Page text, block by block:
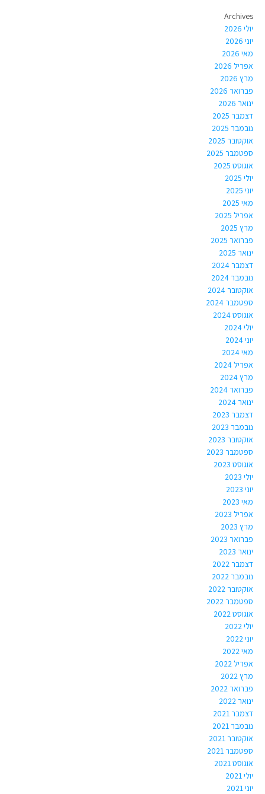
Archives
יולי 2026
יוני 2026
מאי 2026
אפריל 2026
מרץ 2026
פברואר 2026
ינואר 2026
דצמבר 2025
נובמבר 2025
אוקטובר 2025
ספטמבר 2025
אוגוסט 2025
יולי 2025
יוני 2025
מאי 2025
אפריל 2025
מרץ 2025
פברואר 2025
ינואר 2025
דצמבר 2024
נובמבר 2024
אוקטובר 2024
ספטמבר 2024
אוגוסט 2024
יולי 2024
יוני 2024
מאי 2024
אפריל 2024
מרץ 2024
פברואר 2024
ינואר 2024
דצמבר 2023
נובמבר 2023
אוקטובר 2023
ספטמבר 2023
אוגוסט 2023
יולי 2023
יוני 2023
מאי 2023
אפריל 2023
מרץ 2023
פברואר 2023
ינואר 2023
דצמבר 2022
נובמבר 2022
אוקטובר 2022
ספטמבר 2022
אוגוסט 2022
יולי 2022
יוני 2022
מאי 2022
אפריל 2022
מרץ 2022
פברואר 2022
ינואר 2022
דצמבר 2021
נובמבר 2021
אוקטובר 2021
ספטמבר 2021
אוגוסט 2021
יולי 2021
יוני 2021